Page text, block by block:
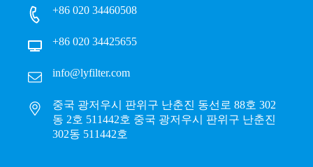
+86 020 34460508
+86 020 34425655
info@lyfilter.com
중국 광저우시 판위구 난춘진 동선로 88호 302
동 2호 511442호 중국 광저우시 판위구 난춘진
302동 511442호